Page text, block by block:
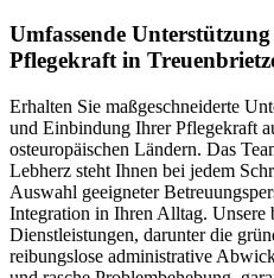
Umfassende
Pflegekraft in
Erhalten Sie maßgeschneiderte
und Einbindung Ihrer Pflegekraft
osteuropäischen Ländern. Das
Lebherz steht Ihnen bei jedem
Auswahl geeigneter
Integration in Ihren Alltag. Unsere
Dienstleistungen, darunter die
reibungslose administrative